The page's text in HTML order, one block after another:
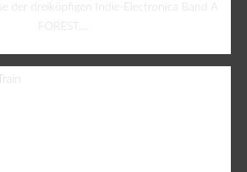
der dreiköpfigen Indie-Electronica Band A
FOREST....